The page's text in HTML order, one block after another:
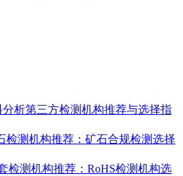
分析第三方检测机构推荐与选择指
检测机构推荐：矿石合规检测选择
检测机构推荐：RoHS检测机构选